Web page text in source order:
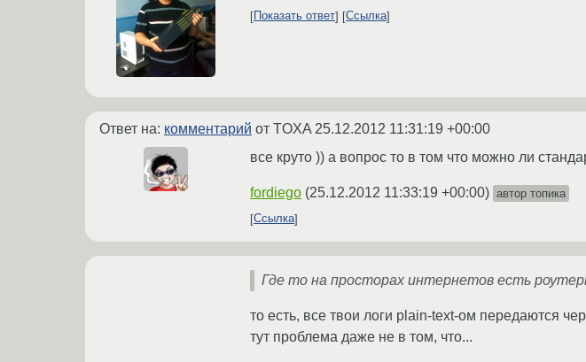
Показать ответ Ссылка
Ответ на: комментарий от TOXA 25.12.2012 11:31:19 +00:00
все круто )) а вопрос то в том что можно ли
fordiego (25.12.2012 11:33:19 +00:00) автор топика
Ссылка
Где то на просторах интернетов есть
то есть, все твои логи plain-text-ом передаются
тут проблема даже не в том, что...